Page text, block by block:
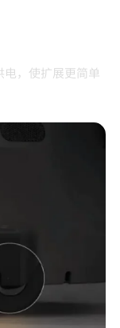
，使扩展更简单